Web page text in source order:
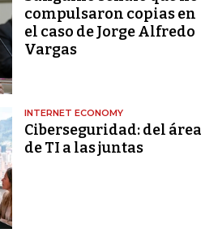
compulsaron copias en
el caso de Jorge Alfredo
Vargas
INTERNET ECONOMY
Ciberseguridad: del área
de TI a las juntas